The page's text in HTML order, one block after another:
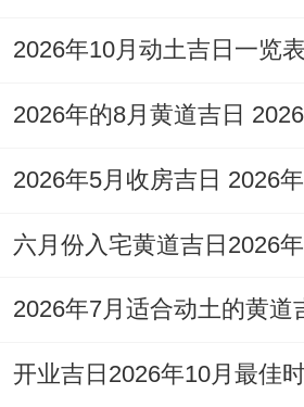
冲煞生肖的作用机制
每日地支对应的相冲生肖需
狗相冲，属狗者应避免在
期- 例如初六盒生肖牛、蛇
宜团队协作类事务...
开业吉日2026年10月最佳